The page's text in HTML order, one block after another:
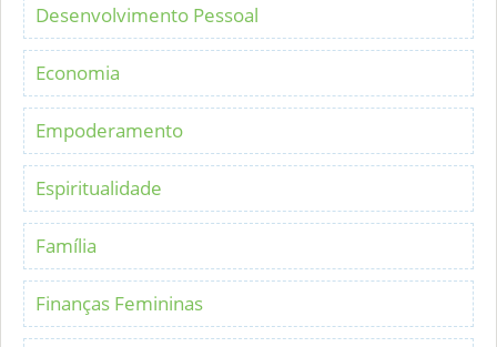
Desenvolvimento Pessoal
Economia
Empoderamento
Espiritualidade
Família
Finanças Femininas